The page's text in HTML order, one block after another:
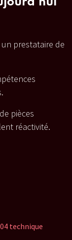
prestataire de
pièces
réactivité.
technique